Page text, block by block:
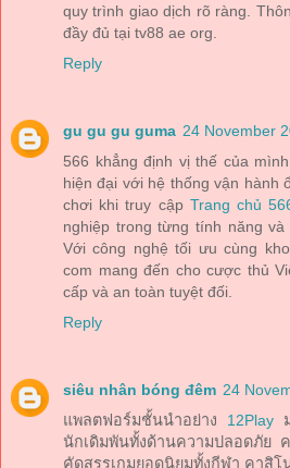
quy trình giao dịch rõ ràng.
đầy đủ tại tv88 ae org.
Reply
gu gu gu guma 24 November
566 khẳng định vị thế của
hiện đại với hệ thống vận hành
chơi khi truy cập Trang chủ
nghiệp trong từng tính năng
Với công nghệ tối ưu cùng
com mang đến cho cược thủ
cấp và an toàn tuyệt đối.
Reply
siêu nhân bóng đêm 24
แพลตฟอร์มชั้นนำอย่าง 12Play
นักเดิมพันทั้งด้านความปลอดภัย
คัดสรรเกมยอดนิยมทั้งกีฬา คาสิ